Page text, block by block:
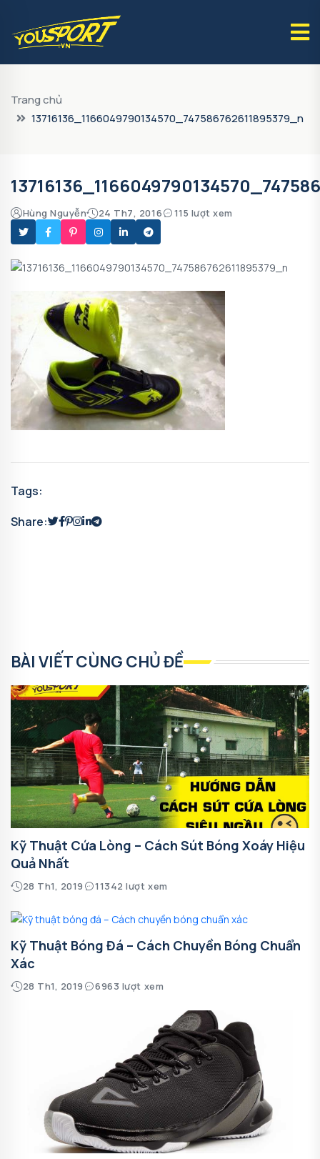
Trang chủ
13716136_1166049790134570_747586762611895379_n
Hùng Nguyễn 24 Th7, 2016 115 lượt xem
Tags:
Share:
BÀI VIẾT CÙNG CHỦ ĐỀ
Kỹ Thuật Cứa Lòng – Cách Sút Bóng Xoáy Hiệu
Quả Nhất
28 Th1, 2019 11342 lượt xem
Kỹ Thuật Bóng Đá – Cách Chuyền Bóng Chuẩn
Xác
28 Th1, 2019 6963 lượt xem